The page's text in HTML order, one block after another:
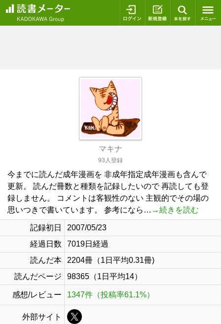
ログイン 新規登録
マキナ
93人登録
今までに読んだ成年漫画を 非成年指定成年漫画も含んで
更新。 読んだ冊数と種類を記録したいので 再読しても登
録しません。 コメントは客観性のない 主観的でその場の
思いつきで書いています。 参考になら… →続きを読む
記録初日
2007/05/23
経過日数
7019日経過
読んだ本
2204冊（1日平均0.31冊)
読んだページ
98365（1日平均14）
感想/レビュー 1347件（投稿率61.1%）
外部サイト